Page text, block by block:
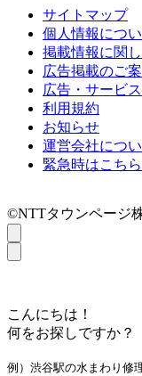
サイトマップ
個人情報につ
掲載情報に関
広告掲載のご
広告・サービ
利用規約
お知らせ
運営会社につ
緊急時はこちら
©NTTタウンページ株
こんにちは！
何をお探しですか？
例）渋谷駅の水まわり修